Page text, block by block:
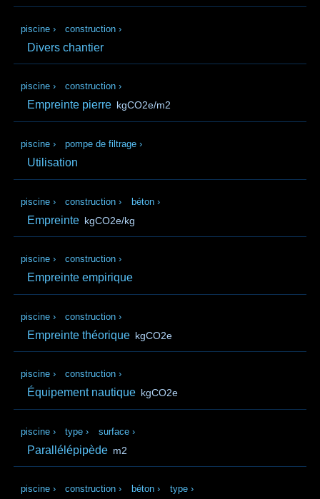
piscine › construction ›
Divers chantier
piscine › construction ›
Empreinte pierre kgCO2e/m2
piscine › pompe de filtrage ›
Utilisation
piscine › construction › béton ›
Empreinte kgCO2e/kg
piscine › construction ›
Empreinte empirique
piscine › construction ›
Empreinte théorique kgCO2e
piscine › construction ›
Équipement nautique kgCO2e
piscine › type › surface ›
Parallélépipède m2
piscine › construction › béton › type ›